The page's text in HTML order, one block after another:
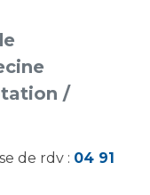
/
de rdv : 04 91